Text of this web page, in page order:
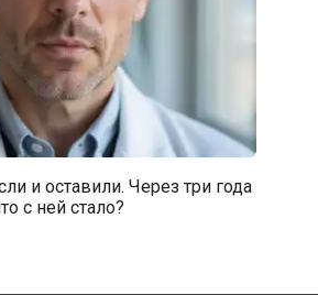
и оставили. Через три года
с ней стало?